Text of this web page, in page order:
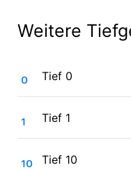
Weitere
₀ Tief 0
₁ Tief 1
₁₀ Tief 10